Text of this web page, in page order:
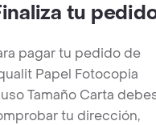
tu
pagar tu pedido de
Papel Fotocopia
Tamaño Carta
tu dirección,